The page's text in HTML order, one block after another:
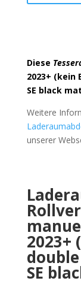
Diese
2023+ (kein
SE black
Weitere
unserer
2023+
double
SE